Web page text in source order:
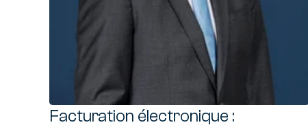
Facturation électronique :